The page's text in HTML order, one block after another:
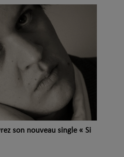
son nouveau single « Si